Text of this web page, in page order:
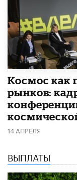
Космос как
рынков:
14 АПРЕЛЯ
ВЫПЛАТЫ